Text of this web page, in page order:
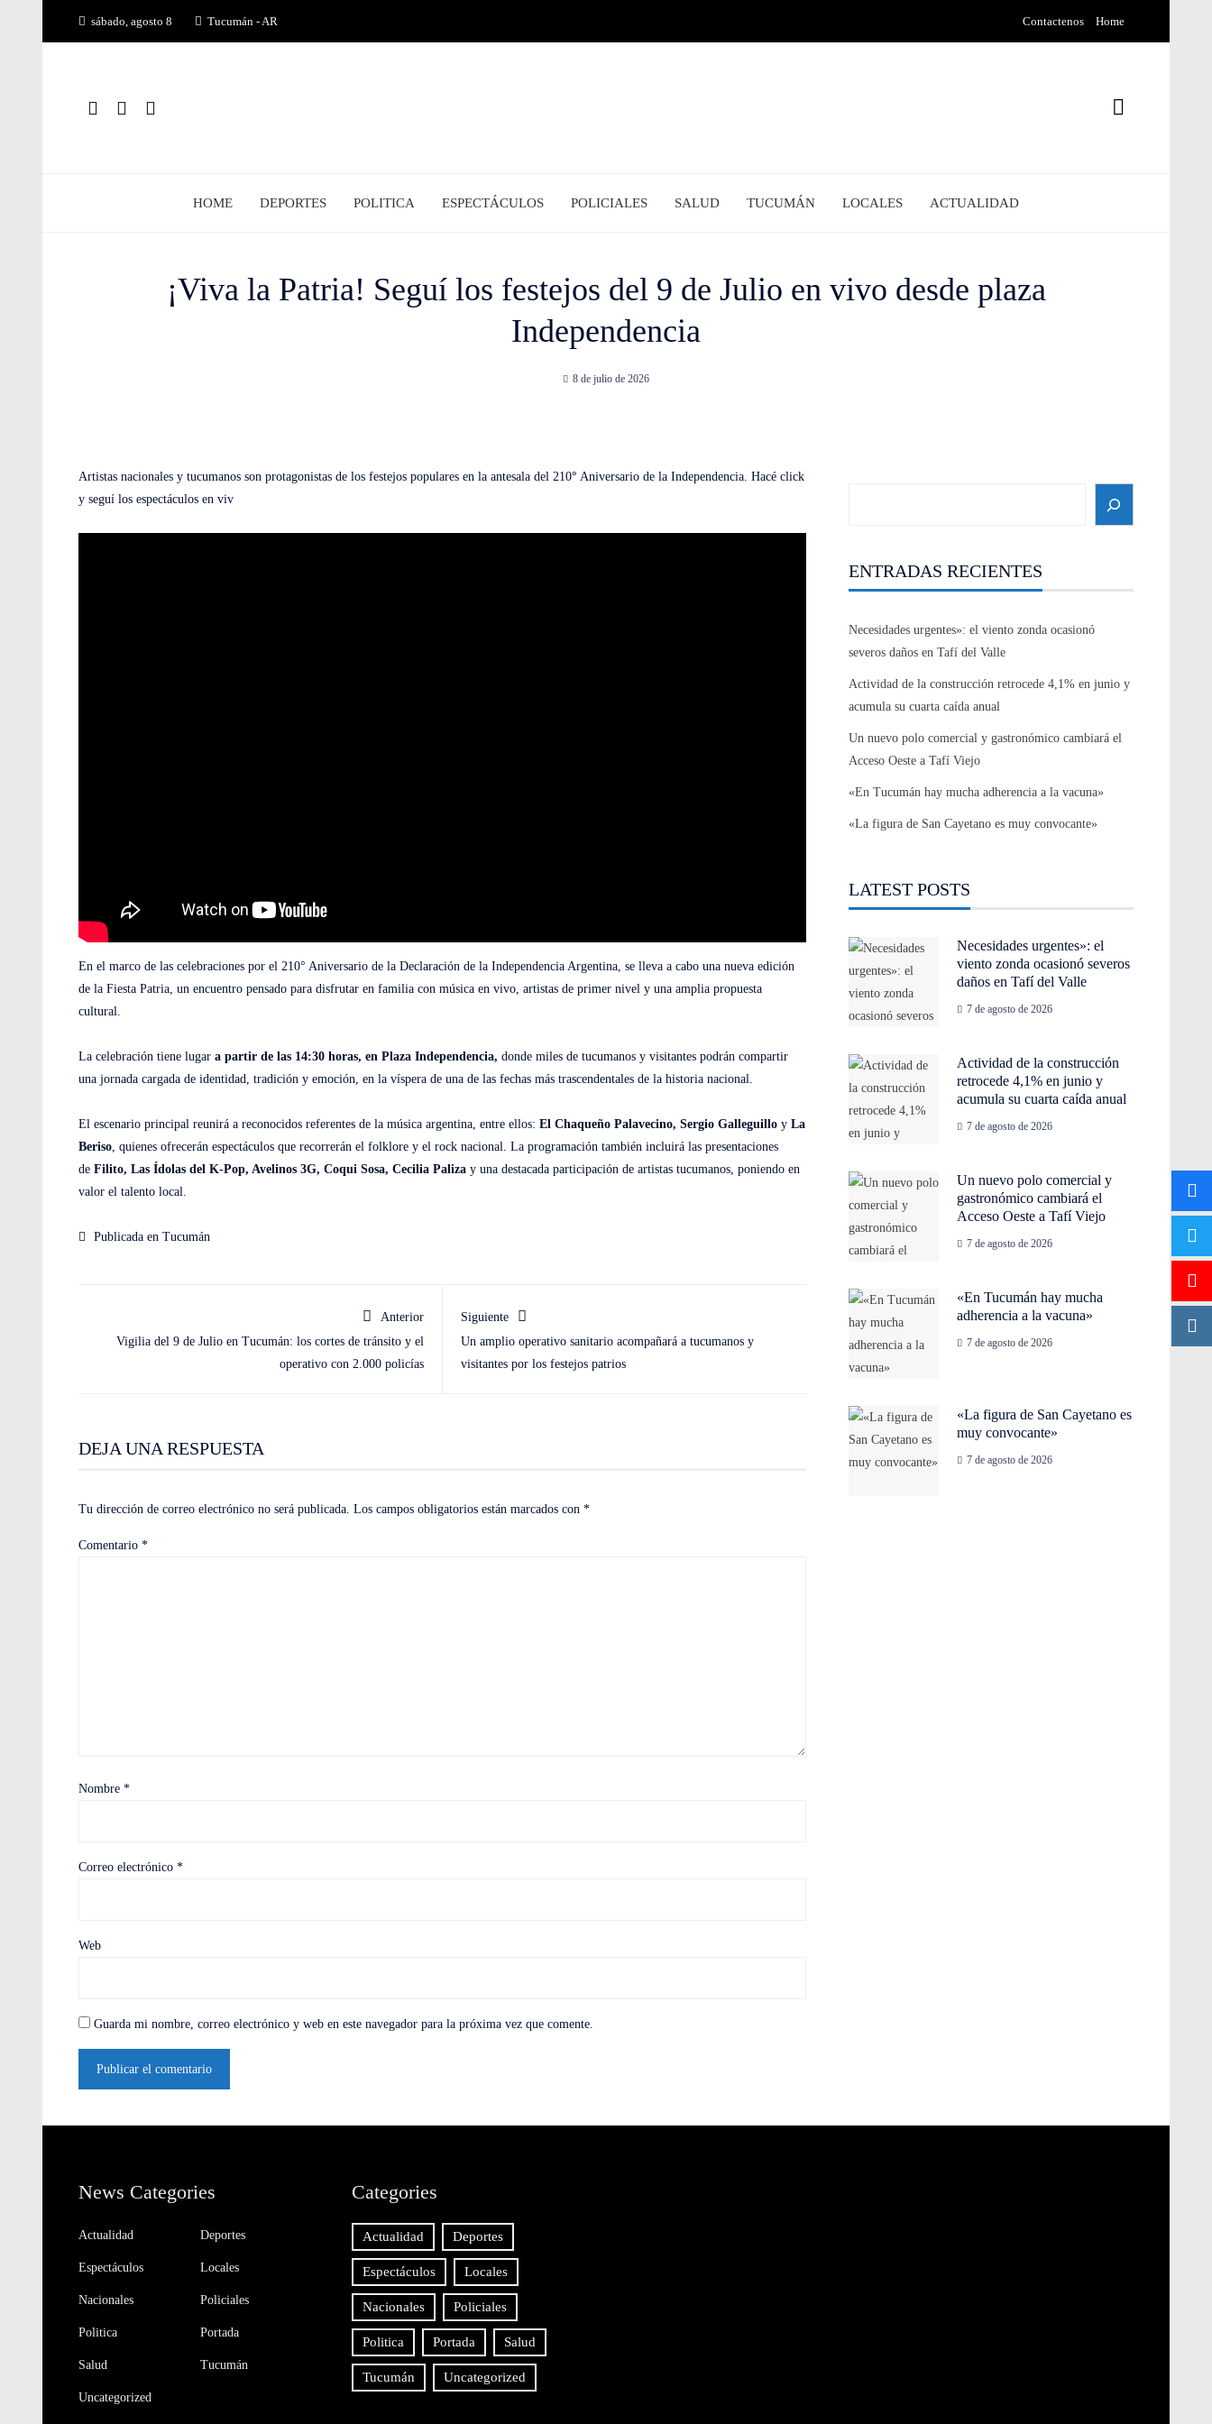
sábado, agosto 8 Tucumán - AR Contactenos Home
HOME DEPORTES POLITICA ESPECTÁCULOS POLICIALES SALUD TUCUMÁN LOCALES ACTUALIDAD
¡Viva la Patria! Seguí los festejos del 9 de Julio en vivo desde plaza
Independencia
8 de julio de 2026
Artistas nacionales y tucumanos son protagonistas de los festejos populares en la antesala del 210° Aniversario de la Independencia. Hacé click
y seguí los espectáculos en viv
En el marco de las celebraciones por el 210° Aniversario de la Declaración de la Independencia Argentina, se lleva a cabo una nueva edición
de la Fiesta Patria, un encuentro pensado para disfrutar en familia con música en vivo, artistas de primer nivel y una amplia propuesta
cultural.
La celebración tiene lugar a partir de las 14:30 horas, en Plaza Independencia, donde miles de tucumanos y visitantes podrán compartir
una jornada cargada de identidad, tradición y emoción, en la víspera de una de las fechas más trascendentales de la historia nacional.
El escenario principal reunirá a reconocidos referentes de la música argentina, entre ellos: El Chaqueño Palavecino, Sergio Galleguillo y La
Beriso, quienes ofrecerán espectáculos que recorrerán el folklore y el rock nacional. La programación también incluirá las presentaciones
de Filito, Las Ídolas del K-Pop, Avelinos 3G, Coqui Sosa, Cecilia Paliza y una destacada participación de artistas tucumanos, poniendo en
valor el talento local.
Publicada en Tucumán
Anterior
Vigilia del 9 de Julio en Tucumán: los cortes de tránsito y el
operativo con 2.000 policías
Siguiente
Un amplio operativo sanitario acompañará a tucumanos y
visitantes por los festejos patrios
DEJA UNA RESPUESTA
Tu dirección de correo electrónico no será publicada. Los campos obligatorios están marcados con *
Comentario *
Nombre *
Correo electrónico *
Web
Guarda mi nombre, correo electrónico y web en este navegador para la próxima vez que comente.
ENTRADAS RECIENTES
Necesidades urgentes»: el viento zonda ocasionó
severos daños en Tafí del Valle
Actividad de la construcción retrocede 4,1% en junio y
acumula su cuarta caída anual
Un nuevo polo comercial y gastronómico cambiará el
Acceso Oeste a Tafí Viejo
«En Tucumán hay mucha adherencia a la vacuna»
«La figura de San Cayetano es muy convocante»
LATEST POSTS
Necesidades urgentes»: el
viento zonda ocasionó severos
daños en Tafí del Valle
7 de agosto de 2026
Actividad de la construcción
retrocede 4,1% en junio y
acumula su cuarta caída anual
7 de agosto de 2026
Un nuevo polo comercial y
gastronómico cambiará el
Acceso Oeste a Tafí Viejo
7 de agosto de 2026
«En Tucumán hay mucha
adherencia a la vacuna»
7 de agosto de 2026
«La figura de San Cayetano es
muy convocante»
7 de agosto de 2026
News Categories
Actualidad Deportes
Espectáculos Locales
Nacionales Policiales
Politica Portada
Salud Tucumán
Uncategorized
Categories
Actualidad Deportes
Espectáculos Locales
Nacionales Policiales
Politica Portada Salud
Tucumán Uncategorized